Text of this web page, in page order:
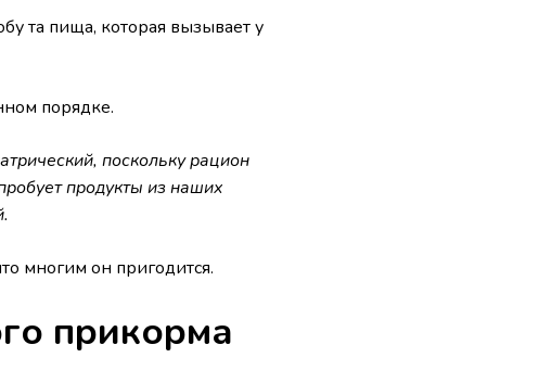
та пища, которая вызывает у
порядке.
поскольку рацион
продукты из наших
многим он пригодится.
прикорма